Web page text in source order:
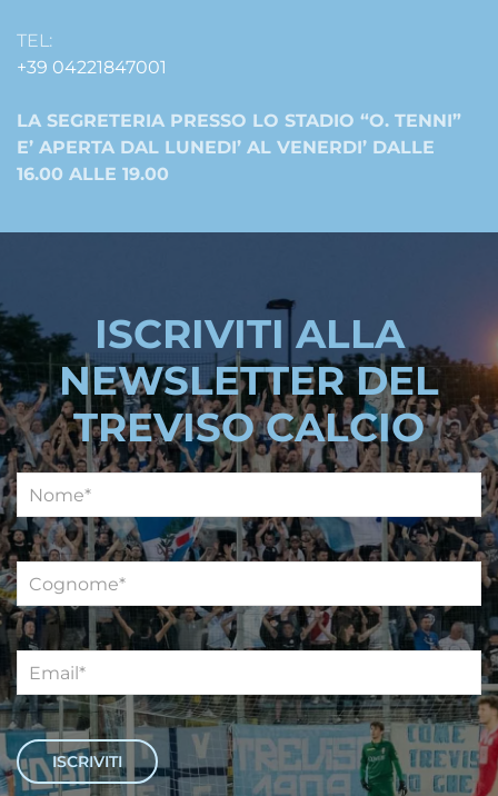
TEL:
+39 04221847001
LA SEGRETERIA PRESSO LO STADIO “O. TENNI”
E’ APERTA DAL LUNEDI’ AL VENERDI’ DALLE
16.00 ALLE 19.00
ISCRIVITI ALLA
NEWSLETTER DEL
TREVISO CALCIO